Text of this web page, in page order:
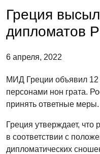
Греция
дипломатов
6 апреля, 2022
МИД Греции объявил 12
персонами нон грата.
принять ответные меры.
Греция утверждает,
в соответствии с
дипломатических